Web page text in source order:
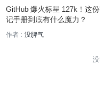
GitHub 爆火标星 127k！这
记手册到底有什么魔力？
作者 : 没脾气